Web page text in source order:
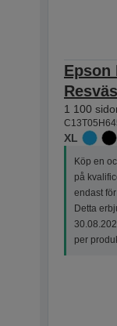
Epson
1 100
XL
Köp en
på
endast
Detta
per